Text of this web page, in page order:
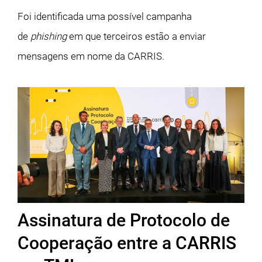
Foi identificada uma possível campanha
de phishingem que terceiros estão a enviar
mensagens em nome da CARRIS.
Assinatura de Protocolo de
Cooperação entre a CARRIS